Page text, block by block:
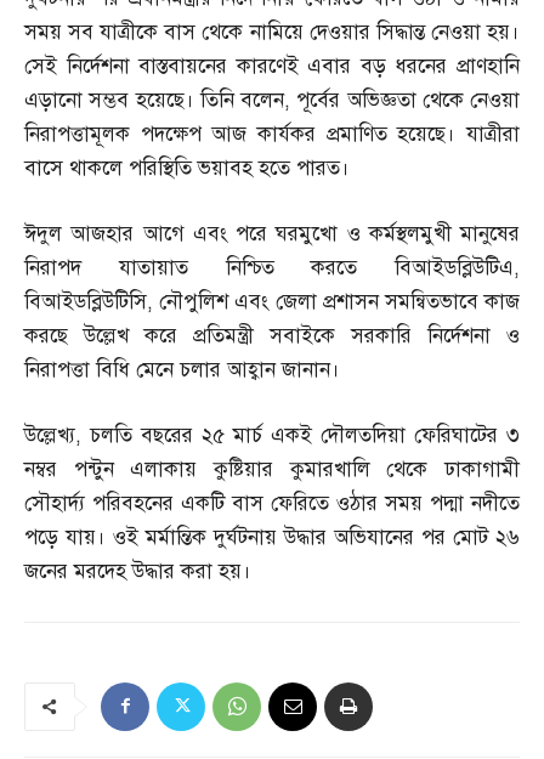
সময় সব যাত্রীকে বাস থেকে নামিয়ে দেওয়ার সিদ্ধান্ত নেওয়া হয়।
সেই নির্দেশনা বাস্তবায়নের কারণেই এবার বড় ধরনের প্রাণহানি
এড়ানো সম্ভব হয়েছে। তিনি বলেন, পূর্বের অভিজ্ঞতা থেকে নেওয়া
নিরাপত্তামূলক পদক্ষেপ আজ কার্যকর প্রমাণিত হয়েছে। যাত্রীরা
বাসে থাকলে পরিস্থিতি ভয়াবহ হতে পারত।
ঈদুল আজহার আগে এবং পরে ঘরমুখো ও কর্মস্থলমুখী মানুষের
নিরাপদ যাতায়াত নিশ্চিত করতে বিআইডব্লিউটিএ,
বিআইডব্লিউটিসি,নৌপুলিশ এবং জেলা প্রশাসন সমন্বিতভাবে কাজ
করছে উল্লেখ করে প্রতিমন্ত্রী সবাইকে সরকারি নির্দেশনা ও
নিরাপত্তা বিধি মেনে চলার আহ্বান জানান।
উল্লেখ্য,চলতি বছরের ২৫ মার্চ একই দৌলতদিয়া ফেরিঘাটের ৩
নম্বর পন্টুন এলাকায় কুষ্টিয়ার কুমারখালি থেকে ঢাকাগামী
সৌহার্দ্য পরিবহনের একটি বাস ফেরিতে ওঠার সময় পদ্মা নদীতে
পড়ে যায়। ওই মর্মান্তিক দুর্ঘটনায় উদ্ধার অভিযানের পর মোট ২৬
জনের মরদেহ উদ্ধার করা হয়।